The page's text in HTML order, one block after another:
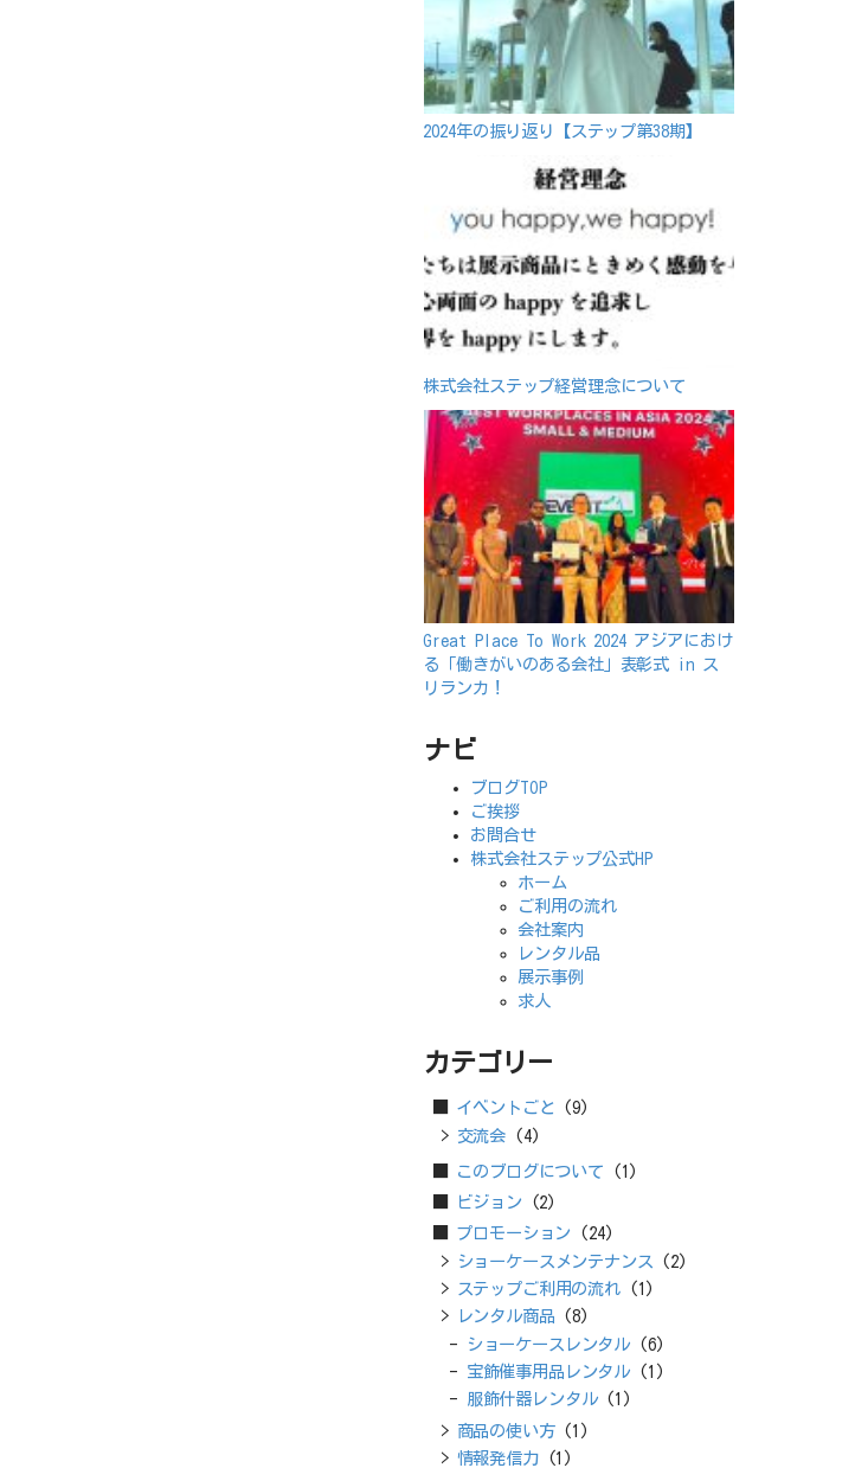
2024年の振り返り【ステップ第38期】
株式会社ステップ経営理念について
Great Place To Work 2024 アジアにおけ
る「働きがいのある会社」表彰式 in ス
リランカ！
ナビ
ブログTOP
ご挨拶
お問合せ
株式会社ステップ公式HP
ホーム
ご利用の流れ
会社案内
レンタル品
展示事例
求人
カテゴリー
イベントごと (9)
交流会 (4)
このブログについて (1)
ビジョン (2)
プロモーション (24)
ショーケースメンテナンス (2)
ステップご利用の流れ(1)
レンタル商品 (8)
ショーケースレンタル (6)
宝飾催事用品レンタル (1)
服飾什器レンタル(1)
商品の使い方(1)
情報発信力(1)